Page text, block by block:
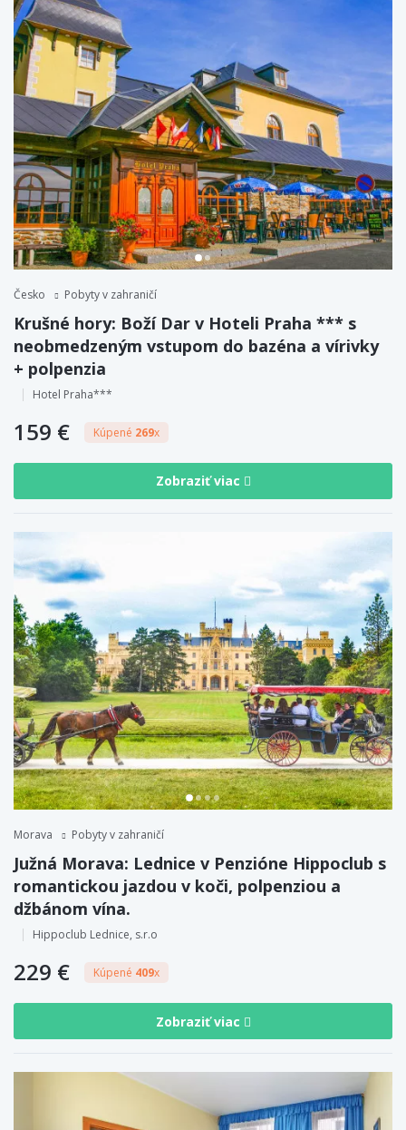
Česko Pobyty v zahraničí
Krušné hory: Boží Dar v Hoteli Praha *** s
neobmedzeným vstupom do bazéna a vírivky
+ polpenzia
Hotel Praha***
159 € Kúpené 269x
Zobraziť viac
Morava Pobyty v zahraničí
Južná Morava: Lednice v Penzióne Hippoclub s
romantickou jazdou v koči, polpenziou a
džbánom vína.
Hippoclub Lednice, s.r.o
229 € Kúpené 409x
Zobraziť viac